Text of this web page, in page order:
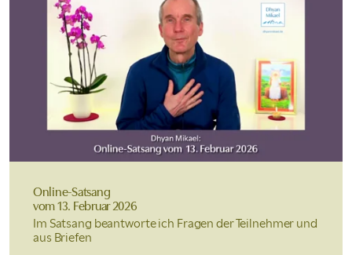
Online-Satsang
vom 13. Februar 2026
Im Satsang beantworte ich Fragen der Teilnehmer und
aus Briefen